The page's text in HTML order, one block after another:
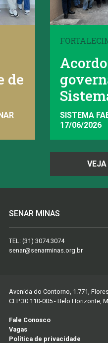
de
SISTEMA
INAES, FAEMG
17/06/2026
SENAR MINAS
TEL: (31) 3074.3074
senar@senarminas.org.br
Avenida do Contorno, 1.771,
CEP 30.110-005 - Belo Horizonte,
Fale Conosco
Vagas
Política de privacidade